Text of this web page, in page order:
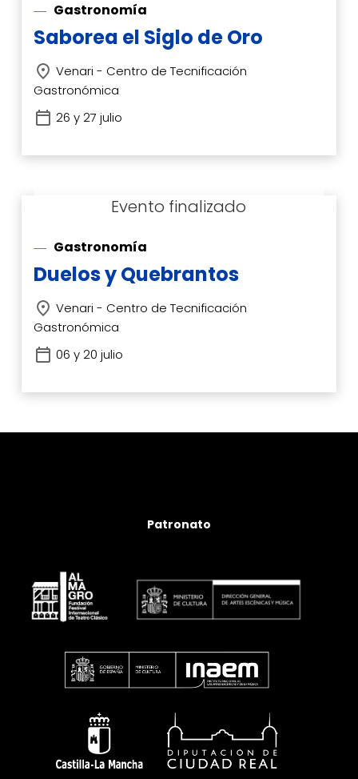
Gastronomía
Saborea el Siglo de Oro
Venari - Centro de Tecnificación
Gastronómica
26 y 27 julio
Gastronomía
Duelos y Quebrantos
Venari - Centro de Tecnificación
Gastronómica
06 y 20 julio
Patronato